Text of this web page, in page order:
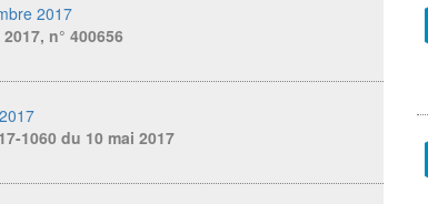
2017
n° 400656
1060 du 10 mai 2017